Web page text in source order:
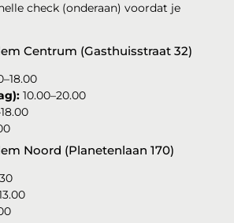
check (onderaan) voordat je
Centrum (Gasthuisstraat 32)
10.00–20.00
Noord (Planetenlaan 170)